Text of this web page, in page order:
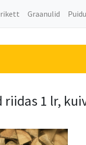
Graanulid
1 lr,